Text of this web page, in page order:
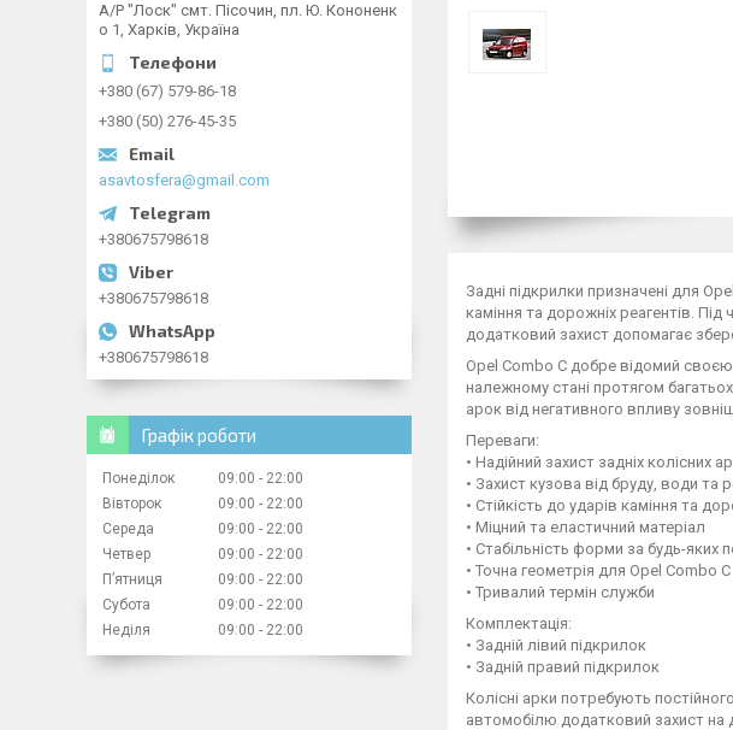
Задні підкрилки призначені для
каміння та дорожніх реагентів.
додатковий захист допомагає
Opel Combo C добре відомий своєю
належному стані протягом
арок від негативного впливу
Переваги:
• Надійний захист задніх колісних
• Захист кузова від бруду, води та
• Стійкість до ударів каміння та
• Міцний та еластичний матеріал
• Стабільність форми за будь-яких
• Точна геометрія для Opel Combo C
• Тривалий термін служби
Комплектація:
• Задній лівий підкрилок
• Задній правий підкрилок
Колісні арки потребують
автомобілю додатковий захист на
А/Р "Лоск" смт. Пісочин, пл. Ю. Кононенк
о 1, Харків, Україна
+380 (67) 579-86-18
+380 (50) 276-45-35
asavtosfera@gmail.com
+380675798618
+380675798618
+380675798618
Графік роботи
Понеділок 09:00
22:00
Вівторок
09:00
22:00
Середа
09:00
22:00
Четвер
09:00
22:00
Пʼятниця
09:00
22:00
Субота
09:00
22:00
Неділя
09:00 22:00